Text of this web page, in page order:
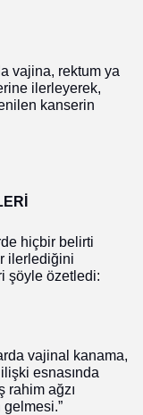
vajina, rektum ya
ilerleyerek,
kanserin
hiçbir belirti
ilerlediğini
şöyle özetledi:
vajinal kanama,
esnasında
rahim ağzı
gelmesi.”